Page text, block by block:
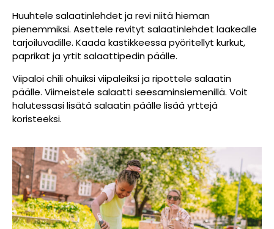
Huuhtele salaatinlehdet ja revi niitä hieman
pienemmiksi. Asettele revityt salaatinlehdet laakealle
tarjoiluvadille. Kaada kastikkeessa pyöritellyt kurkut,
paprikat ja yrtit salaattipedin päälle.
Viipaloi chili ohuiksi viipaleiksi ja ripottele salaatin
päälle. Viimeistele salaatti seesaminsiemenillä. Voit
halutessasi lisätä salaatin päälle lisää yrttejä
koristeeksi.